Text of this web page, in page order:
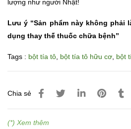
lượng như người Nhật!
Lưu ý “Sản phẩm này không phải
dụng thay thế thuốc chữa bệnh”
Tags : bột tía tô bột tía tô hữu cơ bột
Chia sẻ
(*) Xem thêm